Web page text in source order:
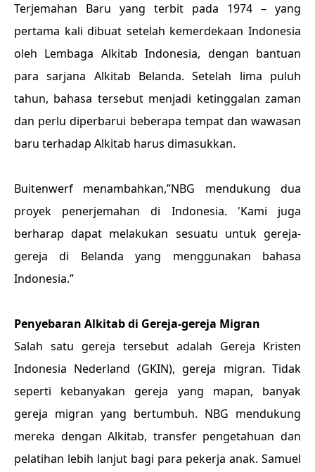
Terjemahan Baru yang terbit pada 1974 – yang
pertama kali dibuat setelah kemerdekaan Indonesia
oleh Lembaga Alkitab Indonesia, dengan bantuan
para sarjana Alkitab Belanda. Setelah lima puluh
tahun, bahasa tersebut menjadi ketinggalan zaman
dan perlu diperbarui beberapa tempat dan wawasan
baru terhadap Alkitab harus dimasukkan.
Buitenwerf menambahkan,”NBG mendukung dua
proyek penerjemahan di Indonesia. 'Kami juga
berharap dapat melakukan sesuatu untuk gereja-
gereja di Belanda yang menggunakan bahasa
Indonesia.”
Penyebaran Alkitab di Gereja-gereja Migran
Salah satu gereja tersebut adalah Gereja Kristen
Indonesia Nederland (GKIN), gereja migran. Tidak
seperti kebanyakan gereja yang mapan, banyak
gereja migran yang bertumbuh. NBG mendukung
mereka dengan Alkitab, transfer pengetahuan dan
pelatihan lebih lanjut bagi para pekerja anak. Samuel